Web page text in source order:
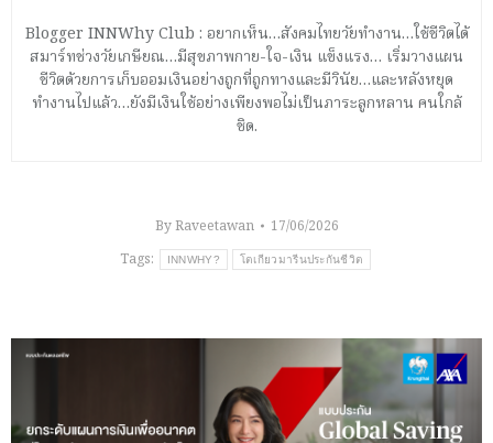
Blogger INNWhy Club : อยากเห็น…สังคมไทยวัยทำงาน…ใช้ชีวิตได้
สมาร์ทช่วงวัยเกษียณ…มีสุขภาพกาย-ใจ-เงิน แข็งแรง… เริ่มวางแผน
ชีวิตด้วยการเก็บออมเงินอย่างถูกที่ถูกทางและมีวินัย…และหลังหยุด
ทำงานไปแล้ว…ยังมีเงินใช้อย่างเพียงพอไม่เป็นภาระลูกหลาน คนใกล้
ชิด.
ByRaveetawan
17/06/2026
Tags:
INNWHY? โตเกียวมารีนประกันชีวิต